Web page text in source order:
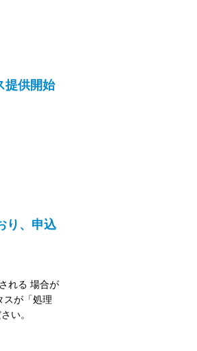
提供開始
り、申込
れる 場合が
スが「処理
ださい。